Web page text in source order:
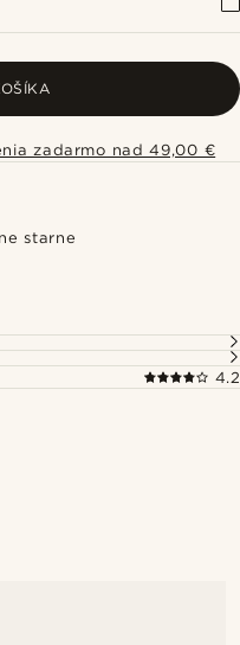
zadarmo nad 49,00 €
starne
4.2